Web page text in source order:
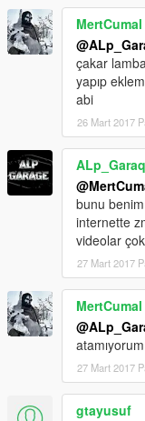
MertCumal
çakar
yapıp
abi
26 Mart 2017
bunu
internette
videolar
27 Mart 2017
MertCumal
atamıyorum
27 Mart 2017
gtayusuf